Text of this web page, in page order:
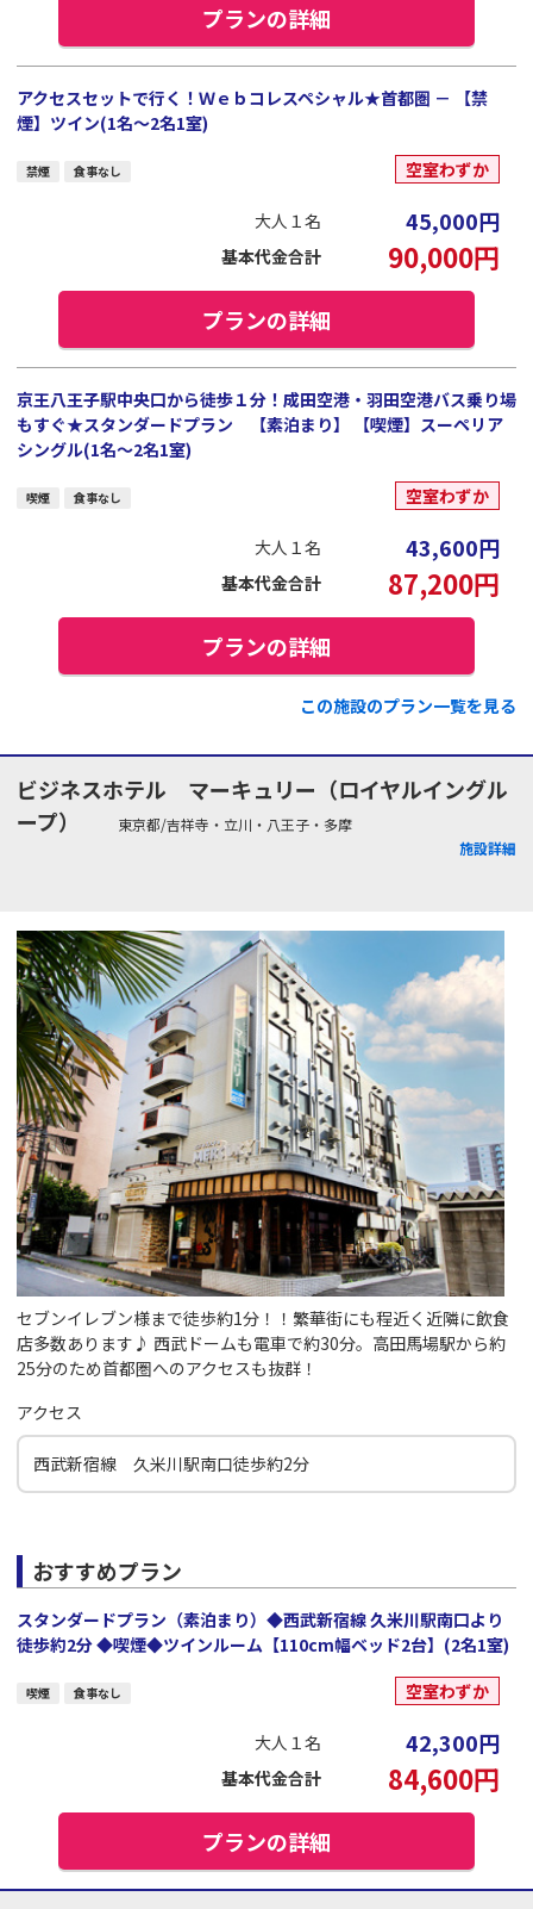
プランの詳細
アクセスセットで行く！Ｗｅｂコレスペシャル★首都圏 － 【禁
煙】ツイン(1名～2名1室)
禁煙 食事なし 空室わずか
大人１名 45,000円
基本代金合計 90,000円
プランの詳細
京王八王子駅中央口から徒歩１分！成田空港・羽田空港バス乗り場
もすぐ★スタンダードプラン 【素泊まり】 【喫煙】スーペリア
シングル(1名～2名1室)
喫煙 食事なし 空室わずか
大人１名 43,600円
基本代金合計 87,200円
プランの詳細
この施設のプラン一覧を見る
ビジネスホテル マーキュリー（ロイヤルイングル
ープ）
東京都/吉祥寺・立川・八王子・多摩
施設詳細
セブンイレブン様まで徒歩約1分！！繁華街にも程近く近隣に飲食
店多数あります♪ 西武ドームも電車で約30分。高田馬場駅から約
25分のため首都圏へのアクセスも抜群！
アクセス
西武新宿線 久米川駅南口徒歩約2分
おすすめプラン
スタンダードプラン（素泊まり）◆西武新宿線 久米川駅南口より
徒歩約2分 ◆喫煙◆ツインルーム【110cm幅ベッド2台】(2名1室)
喫煙 食事なし 空室わずか
大人１名 42,300円
基本代金合計 84,600円
プランの詳細